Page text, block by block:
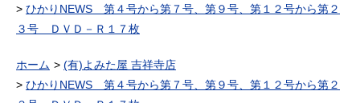
ひかりNEWS 第４号から第７号、第９号、第１２号から第２
３号 ＤＶＤ－Ｒ１７枚
ホーム
(有)よみた屋 吉祥寺店
ひかりNEWS 第４号から第７号、第９号、第１２号から第２